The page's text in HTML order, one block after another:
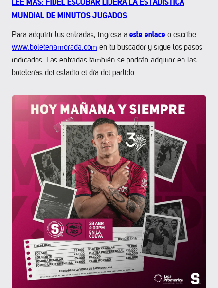
LEÉ MÁS: FIDEL ESCOBAR LIDERA LA ESTADÍSTICA
MUNDIAL DE MINUTOS JUGADOS
Para adquirir tus entradas, ingresa a este enlace o escribe
www.boleteriamorada.com en tu buscador y sigue los pasos
indicados. Las entradas también se podrán adquirir en las
boleterías del estadio el día del partido.